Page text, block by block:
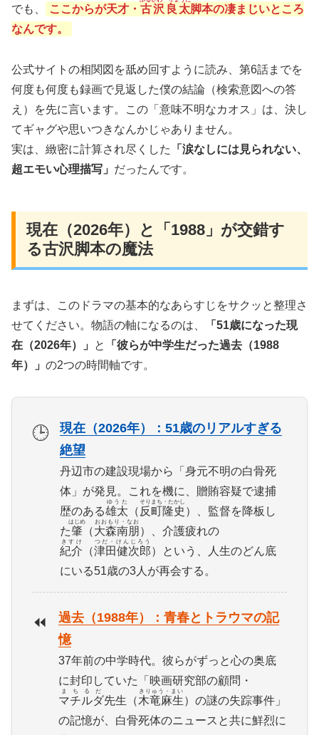
でも、 ここからが天才・ 古沢良太脚本の凄まじいところ
なんです。
公式サイトの相関図を舐め回すように読み、第6話までを
何度も何度も録画で見返した僕の結論（検索意図への答
え）を先に言います。この「意味不明なカオス」は、決し
てギャグや思いつきなんかじゃありません。
実は、緻密に計算され尽くした
「涙なしには見られない、
超エモい心理描写」 だったんです。
現在（2026年）と「1988」が交錯す
る古沢脚本の魔法
まずは、このドラマの基本的なあらすじをサクッと整理さ
せてください。物語の軸になるのは、
「51歳になった現
在（2026年）」
と
「彼らが中学生だった過去（1988
年）」 の2つの時間軸です。
🕒
現在（2026年）：51歳のリアルすぎる
絶望
丹辺市の建設現場から「身元不明の白骨死
体」が発見。これを機に、贈賄容疑で逮捕
歴のある雄太
ゆうた
（ 反町隆史
そりまち・たかし
）、監督を降板し
た肇
はじめ
（大森南朋
おおもり・なお
）、介護疲れの
紀介
きすけ
（津田健次郎
つだ・けんじろう
）という、人生のどん底
にいる51歳の3人が再会する。
⏪
過去（1988年）：青春とトラウマの記
憶
37年前の中学時代。彼らがずっと心の奥底
に封印していた「映画研究部の顧問・
マチルダ
まちるだ
先生（木竜麻生
きりゅう・まい
）の謎の失踪事件」
の記憶が、白骨死体のニュースと共に鮮烈に